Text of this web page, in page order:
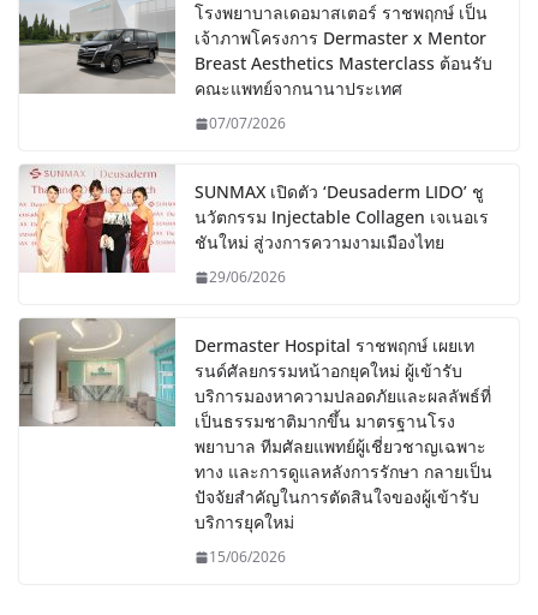
โรงพยาบาลเดอมาสเตอร์ ราชพฤกษ์ เป็น
เจ้าภาพโครงการ Dermaster x Mentor
Breast Aesthetics Masterclass ต้อนรับ
คณะแพทย์จากนานาประเทศ
07/07/2026
SUNMAX เปิดตัว ‘Deusaderm LIDO’ ชู
นวัตกรรม Injectable Collagen เจเนอเร
ชันใหม่ สู่วงการความงามเมืองไทย
29/06/2026
Dermaster Hospital ราชพฤกษ์ เผยเท
รนด์ศัลยกรรมหน้าอกยุคใหม่ ผู้เข้ารับ
บริการมองหาความปลอดภัยและผลลัพธ์ที่
เป็นธรรมชาติมากขึ้น มาตรฐานโรง
พยาบาล ทีมศัลยแพทย์ผู้เชี่ยวชาญเฉพาะ
ทาง และการดูแลหลังการรักษา กลายเป็น
ปัจจัยสำคัญในการตัดสินใจของผู้เข้ารับ
บริการยุคใหม่
15/06/2026